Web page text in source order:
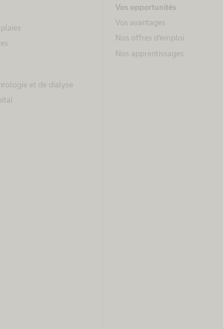
et de dialyse
Vos opportunités
Vos avantages
Nos offres d'emploi
Nos apprentissages